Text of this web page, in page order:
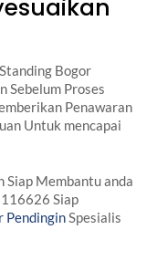
Standing Bogor
Sebelum Proses
Penawaran
Untuk mencapai
Siap Membantu anda
Siap
PendinginSpesialis